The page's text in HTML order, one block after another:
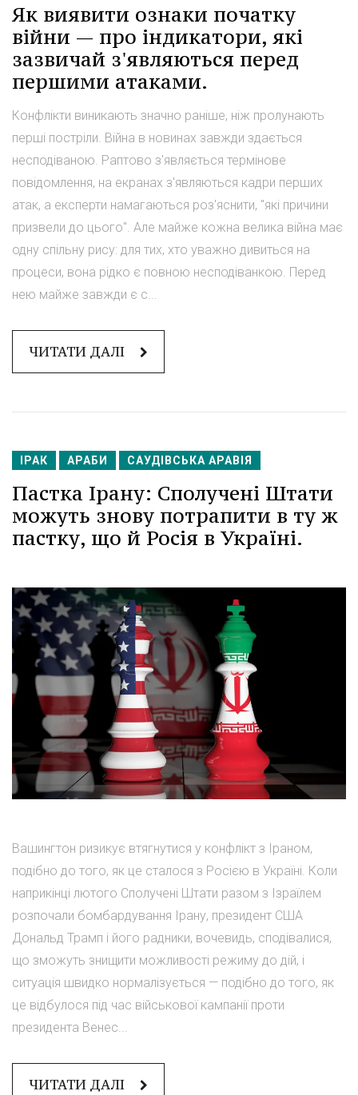
Як виявити ознаки початку
війни — про індикатори, які
зазвичай з'являються перед
першими атаками.
Конфлікти виникають значно раніше, ніж пролунають
перші постріли. Війна в новинах завжди здається
несподіваною. Раптово з'являється термінове
повідомлення, на екранах з'являються кадри перших
атак, а експерти намагаються роз'яснити, "які причини
призвели до цього". Але майже кожна велика війна має
одну спільну рису: для тих, хто уважно дивиться на
процеси, вона рідко є повною несподіванкою. Перед
нею майже завжди є с...
ЧИТАТИ ДАЛІ
ІРАК АРАБИ САУДІВСЬКА АРАВІЯ
Пастка Ірану: Сполучені Штати
можуть знову потрапити в ту ж
пастку, що й Росія в Україні.
Вашингтон ризикує втягнутися у конфлікт з Іраном,
подібно до того, як це сталося з Росією в Україні. Коли
наприкінці лютого Сполучені Штати разом з Ізраїлем
розпочали бомбардування Ірану, президент США
Дональд Трамп і його радники, вочевидь, сподівалися,
що зможуть знищити можливості режиму до дій, і
ситуація швидко нормалізується — подібно до того, як
це відбулося під час військової кампанії проти
президента Венес...
ЧИТАТИ ДАЛІ